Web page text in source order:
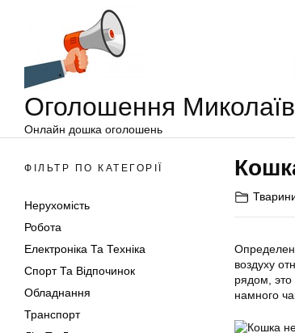
Оголошення Миколаїв
Онлайн дошка оголошень
ФІЛЬТР ПО КАТЕГОРІЇ
Нерухомість
Робота
Електроніка Та Техніка
Спорт Та Відпочинок
Обладнання
Транспорт
воздуху
рядом, это
намного